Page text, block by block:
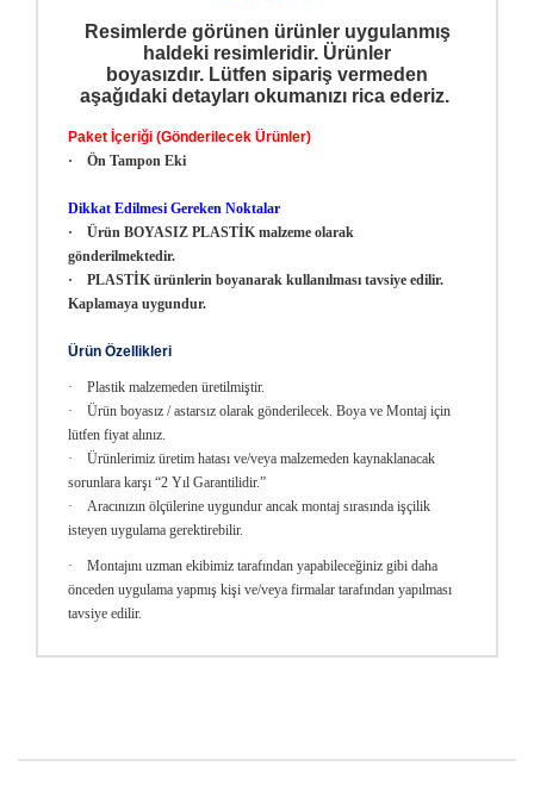
Resimlerde görünen ürünler uygulanmış
haldeki resimleridir. Ürünler
boyasızdır. Lütfen sipariş vermeden
aşağıdaki detayları okumanızı rica ederiz.
Paket İçeriği (Gönderilecek Ürünler)
· Ön Tampon Eki
Dikkat Edilmesi Gereken Noktalar
· Ürün BOYASIZ PLASTİK malzeme olarak
gönderilmektedir.
· PLASTİK ürünlerin boyanarak kullanılması tavsiye edilir.
Kaplamaya uygundur.
Ürün Özellikleri
· Plastik malzemeden üretilmiştir.
· Ürün boyasız / astarsız olarak gönderilecek. Boya ve Montaj için
lütfen fiyat alınız.
· Ürünlerimiz üretim hatası ve/veya malzemeden kaynaklanacak
sorunlara karşı “2 Yıl Garantilidir.”
· Aracınızın ölçülerine uygundur ancak montaj sırasında işçilik
isteyen uygulama gerektirebilir.
· Montajını uzman ekibimiz tarafından yapabileceğiniz gibi daha
önceden uygulama yapmış kişi ve/veya firmalar tarafından yapılması
tavsiye edilir.